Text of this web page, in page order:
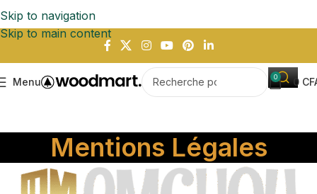
Skip to navigation
Skip to main content
Menu 0 0
Mentions Légales